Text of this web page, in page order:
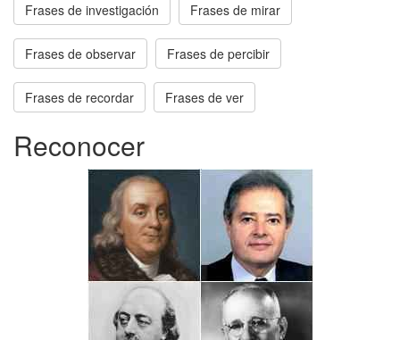
Frases de investigación Frases de mirar
Frases de observar Frases de percibir
Frases de recordar Frases de ver
Reconocer